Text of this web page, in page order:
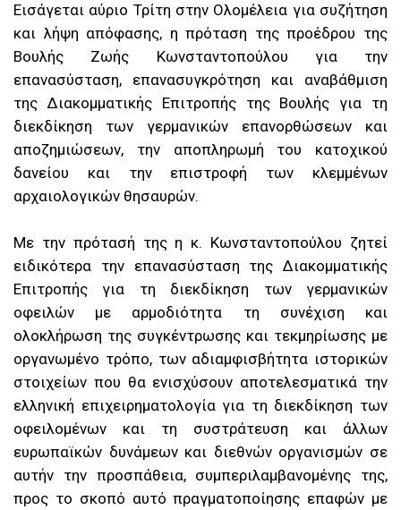
Εισάγεται αύριο Τρίτη στην Ολομέλεια για συζήτηση
και λήψη απόφασης, η πρόταση της προέδρου της
Βουλής Ζωής Κωνσταντοπούλου για την
επανασύσταση, επανασυγκρότηση και αναβάθμιση
της Διακομματικής Επιτροπής της Βουλής για τη
διεκδίκηση των γερμανικών επανορθώσεων και
αποζημιώσεων, την αποπληρωμή του κατοχικού
δανείου και την επιστροφή των κλεμμένων
αρχαιολογικών θησαυρών.
Με την πρότασή της η κ. Κωνσταντοπούλου ζητεί
ειδικότερα την επανασύσταση της Διακομματικής
Επιτροπής για τη διεκδίκηση των γερμανικών
οφειλών με αρμοδιότητα τη συνέχιση και
ολοκλήρωση της συγκέντρωσης και τεκμηρίωσης με
οργανωμένο τρόπο, των αδιαμφισβήτητα ιστορικών
στοιχείων που θα ενισχύσουν αποτελεσματικά την
ελληνική επιχειρηματολογία για τη διεκδίκηση των
οφειλομένων και τη συστράτευση και άλλων
ευρωπαϊκών δυνάμεων και διεθνών οργανισμών σε
αυτήν την προσπάθεια, συμπεριλαμβανομένης της,
προς το σκοπό αυτό πραγματοποίησης επαφών με